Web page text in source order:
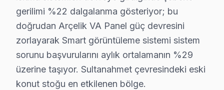
Cankurtaran Mahallesi, tarihi atmosferi ve modern
Cerrahpaşa'da söz konusu model TV Servisi
Cerrahpaşa Mahallesi, hem tarihi dokusunu
Cibali'de Arçelik TV Servisi
gerilimi %22 dalgalanma gösteriyor; bu
doğrudan Arçelik VA Panel güç devresini
zorlayarak Smart görüntüleme sistemi sistem
sorunu başvurularını aylık ortalamanın %29
üzerine taşıyor. Sultanahmet çevresindeki eski
konut stoğu en etkilenen bölge.